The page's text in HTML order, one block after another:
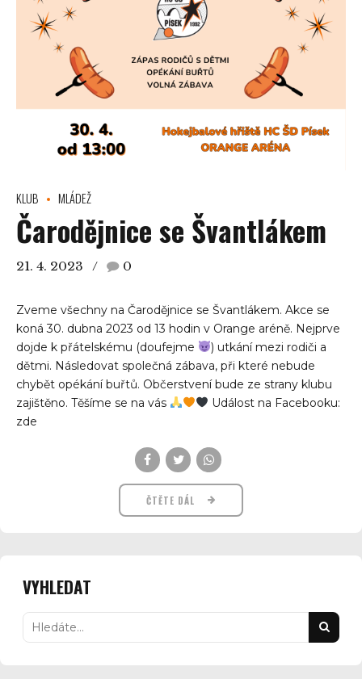
KLUB MLÁDEŽ
Čarodějnice se Švantlákem
21. 4. 2023 0
Zveme všechny na Čarodějnice se Švantlákem. Akce se
koná 30. dubna 2023 od 13 hodin v Orange aréně. Nejprve
dojde k přátelskému (doufejme
) utkání mezi rodiči a
dětmi. Následovat společná zábava, při které nebude
chybět opékání buřtů. Občerstvení bude ze strany klubu
zajištěno. Těšíme se na vás
Událost na Facebooku:
zde
ČTĚTE DÁL
VYHLEDAT